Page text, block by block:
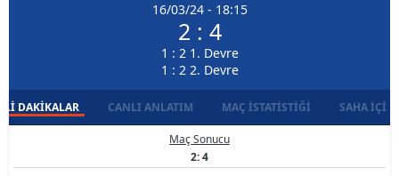
16/03/24 - 18:15
2 : 4
1 : 2 1. Devre
1 : 2 2. Devre
DAKIKALAR CANLI ANLATIM MAÇ İSTATISTIĞI SAHA İÇI
Maç Sonucu
2: 4